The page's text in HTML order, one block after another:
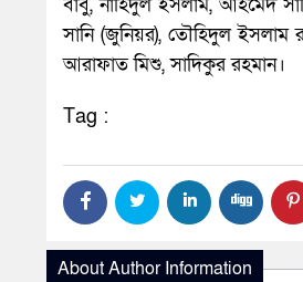
সানি (জুনিয়র), তৌহিদুল ইসলাম
আরাফাত মিশু, সাদিকুর রহমান।
Tag :
About Author Information